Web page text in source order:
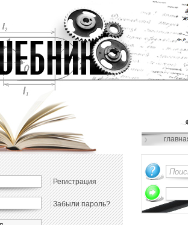
Регистрация
Забыли пароль?